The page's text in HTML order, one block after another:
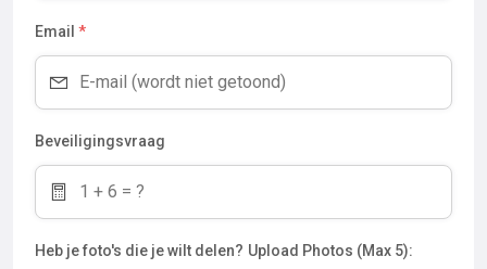
Email *
Beveiligingsvraag
Heb je foto's die je wilt delen? Upload Photos (Max 5):